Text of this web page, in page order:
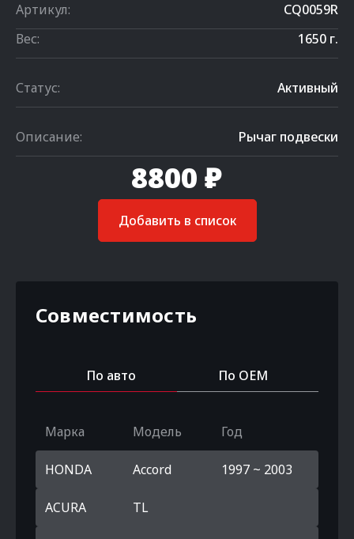
Артикул:
CQ0059R
Вес:
1650 г.
Статус: Активный
Описание: Рычаг подвески
8800 ₽
Добавить в список
Совместимость
По авто По OEM
Марка Модель Год
HONDA Accord 1997 ~ 2003
ACURA TL